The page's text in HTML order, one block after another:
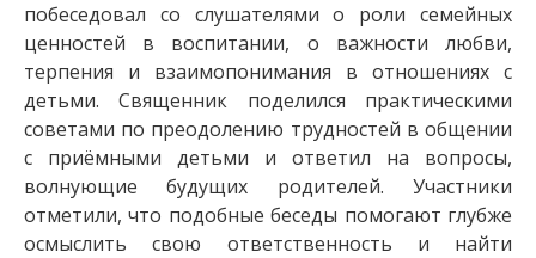
побеседовал со слушателями о роли семейных
ценностей в воспитании, о важности любви,
терпения и взаимопонимания в отношениях с
детьми. Священник поделился практическими
советами по преодолению трудностей в общении
с приёмными детьми и ответил на вопросы,
волнующие будущих родителей. Участники
отметили, что подобные беседы помогают глубже
осмыслить свою ответственность и найти